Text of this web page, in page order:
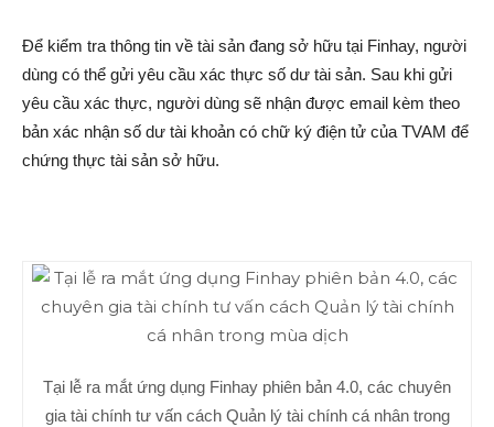
Để kiểm tra thông tin về tài sản đang sở hữu tại Finhay, người
dùng có thể gửi yêu cầu xác thực số dư tài sản. Sau khi gửi
yêu cầu xác thực, người dùng sẽ nhận được email kèm theo
bản xác nhận số dư tài khoản có chữ ký điện tử của TVAM để
chứng thực tài sản sở hữu.
Tại lễ ra mắt ứng dụng Finhay phiên bản 4.0, các chuyên
gia tài chính tư vấn cách Quản lý tài chính cá nhân trong